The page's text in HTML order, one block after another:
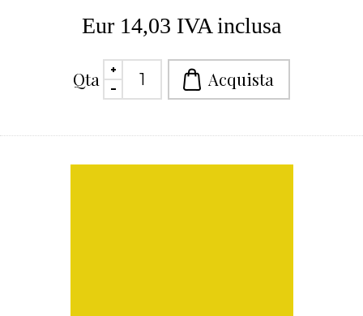
Eur 14,03 IVA inclusa
Qta